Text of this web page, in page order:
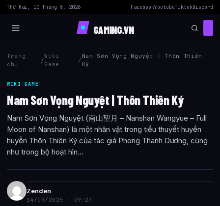
Thứ Hai, 10 Tháng 8, 2026 FacebookYoutubeTiktokDiscord
GAMING.VN
Trang
chu
/
Wiki
Game
/
Nam Sơn Vọng Nguyệt | Thôn Thiên
Ký
WIKI GAME
Nam Sơn Vọng Nguyệt | Thôn Thiên Ký
Nam Sơn Vọng Nguyệt (南山望月 – Nanshan Wangyue – Full
Moon of Nanshan) là một nhân vật trong tiểu thuyết huyền
huyễn Thôn Thiên Ký của tác giả Phong Thanh Dương, cũng
như trong bộ hoạt hìn...
Zenden
14/09/2025 - 09:27